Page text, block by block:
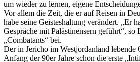
um wieder zu lernen, eigene
Vor allem die Zeit, die er auf Reisen in
habe seine Geisteshaltung verändert. „Er
Gespräche mit Palästinensern geführt“, so
„Combatants“ bei.
Der in Jericho im Westjordanland lebende
Anfang der 90er Jahre schon die erste